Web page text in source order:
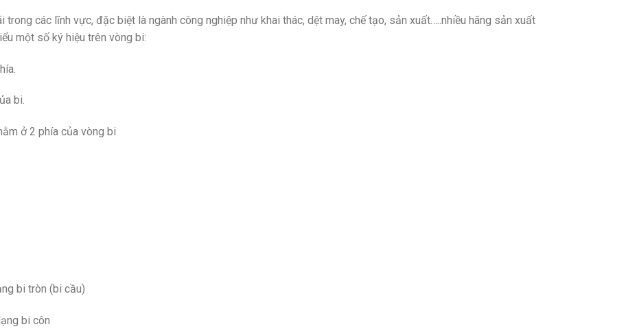
các lĩnh vực, đặc biệt là ngành công nghiệp như khai thác, dệt may, chế tạo, sản xuất…..nhiều hãng sản xuất
một số ký hiệu trên vòng bi:
bi.
ở 2 phía của vòng bi
bi tròn (bi cầu)
bi côn